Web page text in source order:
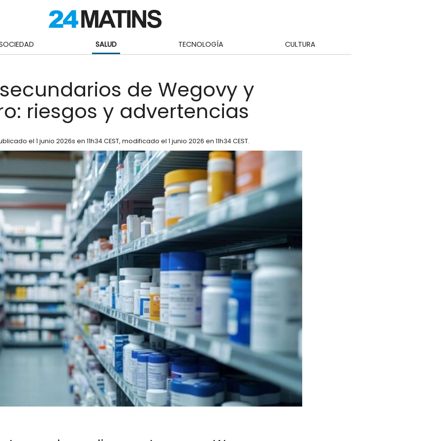
SALUD TECNOLOGÍA CULTURA
de Wegovy y
riesgos y advertencias
el 1 junio 2026s en 11h34 CEST, modificado el 1 junio 2026 en 11h34 CEST.